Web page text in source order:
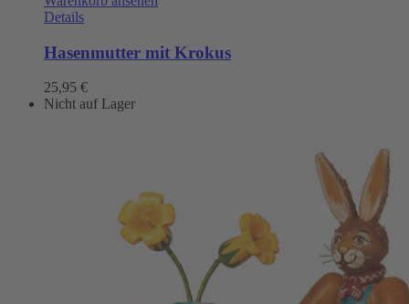
Details
Hasenmutter mit Krokus
25,95 €
Nicht auf Lager